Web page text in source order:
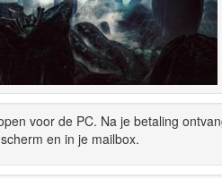
voor de PC. Na je betaling
en in je mailbox.